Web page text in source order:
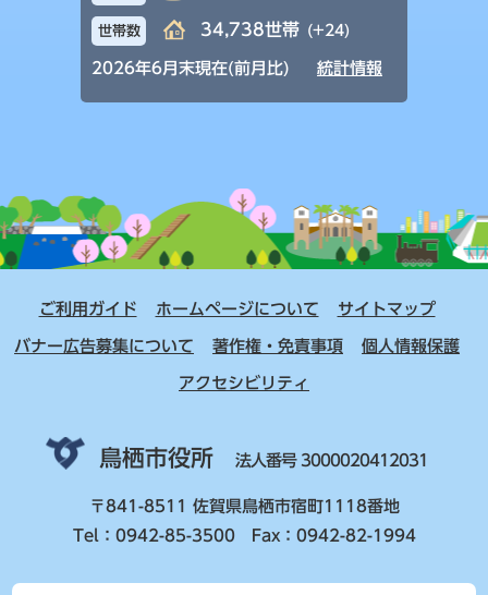
世帯数 34,738世帯 (+24)
2026年6月末現在(前月比) 統計情報
ご利用ガイド ホームページについて サイトマップ
バナー広告募集について 著作権・免責事項 個人情報保護
アクセシビリティ
鳥栖市役所 法人番号 3000020412031
〒841-8511 佐賀県鳥栖市宿町1118番地
Tel：0942-85-3500 Fax：0942-82-1994